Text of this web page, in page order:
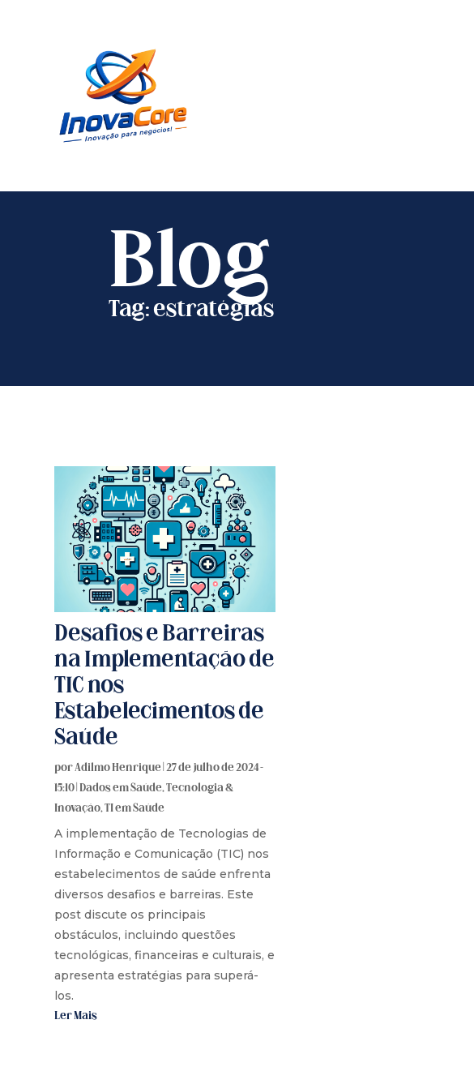
Blog
Tag: estratégias
Desafios e Barreiras
na Implementação de
TIC nos
Estabelecimentos de
Saúde
porAdilmo Henrique |27 de julho de 2024 -
15:10 |Dados em Saúde,Tecnologia &
Inovação,TI em Saúde
A implementação de Tecnologias de
Informação e Comunicação (TIC) nos
estabelecimentos de saúde enfrenta
diversos desafios e barreiras. Este
post discute os principais
obstáculos, incluindo questões
tecnológicas, financeiras e culturais, e
apresenta estratégias para superá-
los.
Ler Mais